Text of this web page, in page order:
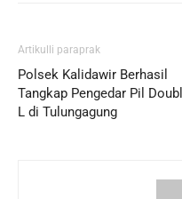
Artikulli paraprak
Polsek Kalidawir Berhasil
Tangkap Pengedar Pil
L di Tulungagung